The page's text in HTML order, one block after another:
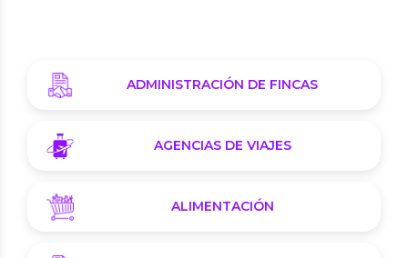
ADMINISTRACIÓN DE FINCAS
AGENCIAS DE VIAJES
ALIMENTACIÓN